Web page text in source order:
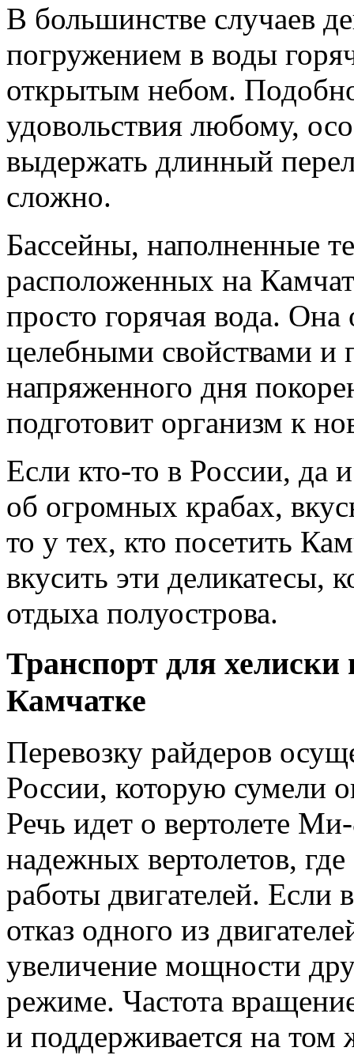
В большинстве случаев
погружением в воды
открытым небом.
удовольствия любому,
выдержать длинный
сложно.
Бассейны, наполненные
расположенных на
просто горячая вода.
целебными свойствами и
напряженного дня
подготовит организм к
Если кто-то в России, да
об огромных крабах,
то у тех, кто посетить
вкусить эти деликатесы,
отдыха полуострова.
Транспорт для хелиски
Камчатке
Перевозку райдеров
России, которую сумели
Речь идет о вертолете
надежных вертолетов,
работы двигателей. Если
отказ одного из
увеличение мощности
режиме. Частота
и поддерживается на том